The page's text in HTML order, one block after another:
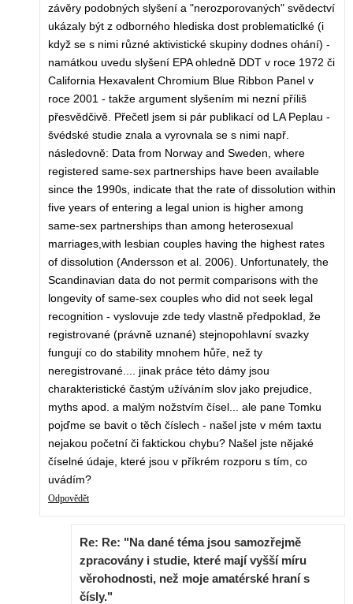
závěry podobných slyšení a "nerozporovaných" svědectví
ukázaly být z odborného hlediska dost problematiclké (i
když se s nimi různé aktivistické skupiny dodnes ohání) -
namátkou uvedu slyšení EPA ohledně DDT v roce 1972 či
California Hexavalent Chromium Blue Ribbon Panel v
roce 2001 - takže argument slyšením mi nezní příliš
přesvědčivě. Přečetl jsem si pár publikací od LA Peplau -
švédské studie znala a vyrovnala se s nimi např.
následovně: Data from Norway and Sweden, where
registered same-sex partnerships have been available
since the 1990s, indicate that the rate of dissolution within
five years of entering a legal union is higher among
same-sex partnerships than among heterosexual
marriages,with lesbian couples having the highest rates
of dissolution (Andersson et al. 2006). Unfortunately, the
Scandinavian data do not permit comparisons with the
longevity of same-sex couples who did not seek legal
recognition - vyslovuje zde tedy vlastně předpoklad, že
registrované (právně uznané) stejnopohlavní svazky
fungují co do stability mnohem hůře, než ty
neregistrované.... jinak práce této dámy jsou
charakteristické častým užíváním slov jako prejudice,
myths apod. a malým nožstvím čísel... ale pane Tomku
pojďme se bavit o těch číslech - našel jste v mém taxtu
nejakou početní či faktickou chybu? Našel jste nějaké
číselné údaje, které jsou v příkrém rozporu s tím, co
uvádím?
Odpovědět
Re: Re: "Na dané téma jsou samozřejmě
zpracovány i studie, které mají vyšší míru
věrohodnosti, než moje amatérské hraní s
čísly."